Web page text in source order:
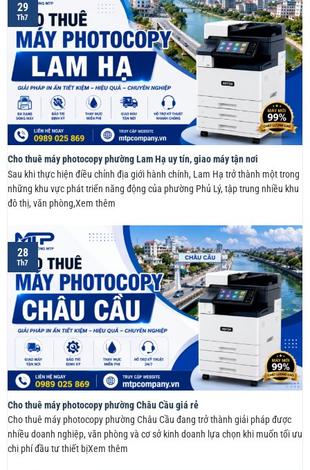
Cho thuê máy photocopy phường Lam Hạ uy tín, giao máy tận nơi
Sau khi thực hiện điều chỉnh địa giới hành chính, Lam Hạ trở thành một trong
những khu vực phát triển năng động của phường Phủ Lý, tập trung nhiều khu
đô thị, văn phòng,Xem thêm
29
Th7
Cho thuê máy photocopy phường Châu Cầu giá rẻ
Cho thuê máy photocopy phường Châu Cầu đang trở thành giải pháp được
nhiều doanh nghiệp, văn phòng và cơ sở kinh doanh lựa chọn khi muốn tối ưu
chi phí đầu tư thiết bịXem thêm
28
Th7